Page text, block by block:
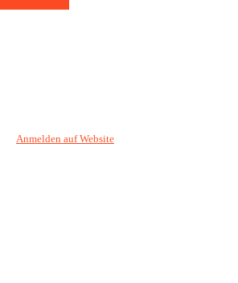
Anmelden auf Website